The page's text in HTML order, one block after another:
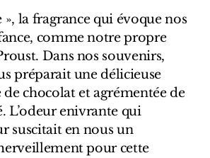
», la fragrance qui évoque nos
comme notre propre
Dans nos souvenirs,
préparait une délicieuse
chocolat et agrémentée de
L’odeur enivrante qui
suscitait en nous un
pour cette